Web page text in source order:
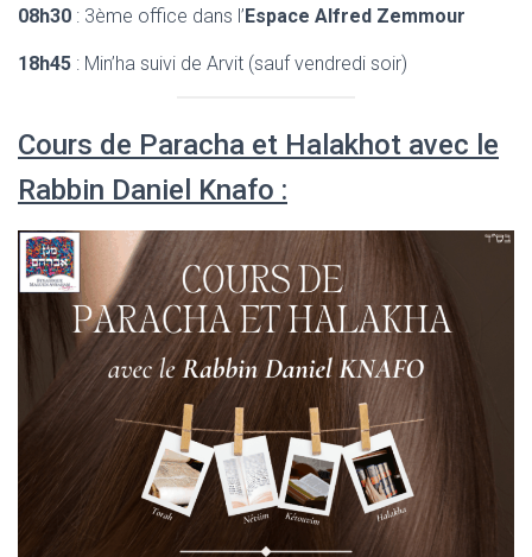
08h30 : 3ème office dans l’Espace Alfred Zemmour
18h45 : Min’ha suivi de Arvit (sauf vendredi soir)
Cours de Paracha et Halakhot avec le
Rabbin Daniel Knafo :